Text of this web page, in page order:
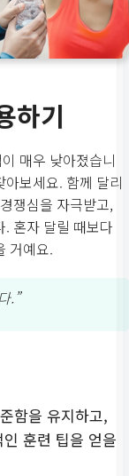
하기
매우 낮아졌습니
보세요. 함께 달리
쟁심을 자극받고,
혼자 달릴 때보다
거예요.
.”
함을 유지하고,
훈련 팁을 얻을